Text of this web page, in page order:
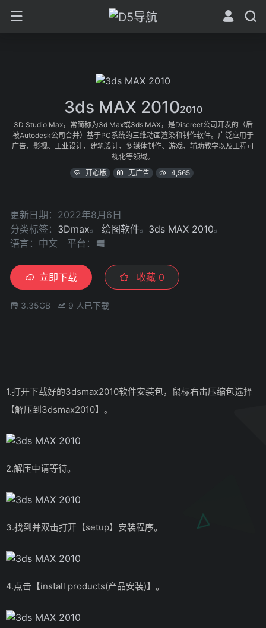
3ds MAX 20102010
3D Studio Max，常简称为3d Max或3ds MAX，是Discreet公司开发的（后
被Autodesk公司合并）基于PC系统的三维动画渲染和制作软件。广泛应用于
广告、影视、工业设计、建筑设计、多媒体制作、游戏、辅助教学以及工程可
视化等领域。
开心版
无广告 4,565
更新日期：2022年8月6日
分类标签： 3Dmax 绘图软件
3ds MAX 2010
语言：中文
平台：
立即下载 收藏 0
3.35GB 9 人已下载
1.打开下载好的3dsmax2010软件安装包，鼠标右击压缩包选择
【解压到3dsmax2010】。
2.解压中请等待。
3.找到并双击打开【setup】安装程序。
4.点击【install products(产品安装)】。